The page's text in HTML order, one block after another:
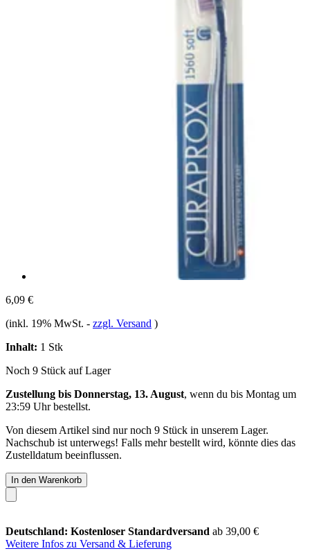
6,09 €
(inkl. 19% MwSt. - zzgl. Versand )
Inhalt: 1 Stk
Noch 9 Stück auf Lager
Zustellung bis Donnerstag, 13. August, wenn du bis Montag um
23:59 Uhrbestellst.
Von diesem Artikel sind nur noch 9 Stück in unserem Lager.
Nachschub ist unterwegs! Falls mehr bestellt wird, könnte dies das
Zustelldatum beeinflussen.
In den Warenkorb
Deutschland: Kostenloser Standardversand ab 39,00 €
Weitere Infos zu Versand & Lieferung